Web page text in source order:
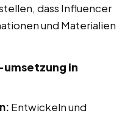
dass Influencer
und Materialien
in
Entwickeln und